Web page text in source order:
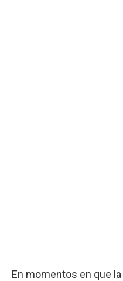
En momentos en que la